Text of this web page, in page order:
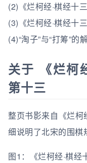
(2)《烂柯经·棋经十
(3)《烂柯经·棋经十
(4)“淘子”与“打筹”的
关于 《烂柯
第十三
整页书影来自《烂柯
细说明了北宋的围棋
图1：《烂柯经·棋经